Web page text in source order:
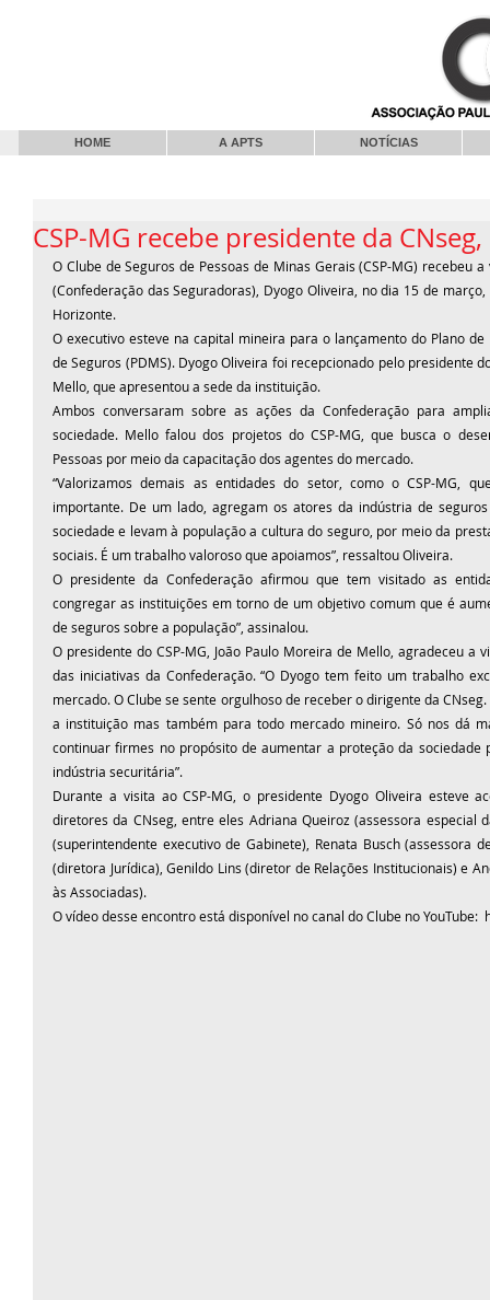
HOME A APTS NOTÍCIAS
CSP-MG recebe presidente da
O Clube de Seguros de Pessoas de Minas Gerais (CSP-MG) recebeu
(Confederação das Seguradoras), Dyogo Oliveira, no dia 15 de
Horizonte.
O executivo esteve na capital mineira para o lançamento do Plano
de Seguros (PDMS). Dyogo Oliveira foi recepcionado pelo presidente
Mello, que apresentou a sede da instituição.
Ambos conversaram sobre as ações da Confederação para
sociedade. Mello falou dos projetos do CSP-MG, que busca o
Pessoas por meio da capacitação dos agentes do mercado.
“Valorizamos demais as entidades do setor, como o CSP-MG,
importante. De um lado, agregam os atores da indústria de
sociedade e levam à população a cultura do seguro, por meio da
sociais. É um trabalho valoroso que apoiamos”, ressaltou Oliveira.
O presidente da Confederação afirmou que tem visitado as
congregar as instituições em torno de um objetivo comum que é
de seguros sobre a população”, assinalou.
O presidente do CSP-MG, João Paulo Moreira de Mello, agradeceu a
das iniciativas da Confederação. “O Dyogo tem feito um trabalho
mercado. O Clube se sente orgulhoso de receber o dirigente da
a instituição mas também para todo mercado mineiro. Só nos dá
continuar firmes no propósito de aumentar a proteção da sociedade
indústria securitária”.
Durante a visita ao CSP-MG, o presidente Dyogo Oliveira esteve
diretores da CNseg, entre eles Adriana Queiroz (assessora especial
(superintendente executivo de Gabinete), Renata Busch (assessora
(diretora Jurídica), Genildo Lins (diretor de Relações Institucionais) e
às Associadas).
O vídeo desse encontro está disponível no canal do Clube no YouTube: